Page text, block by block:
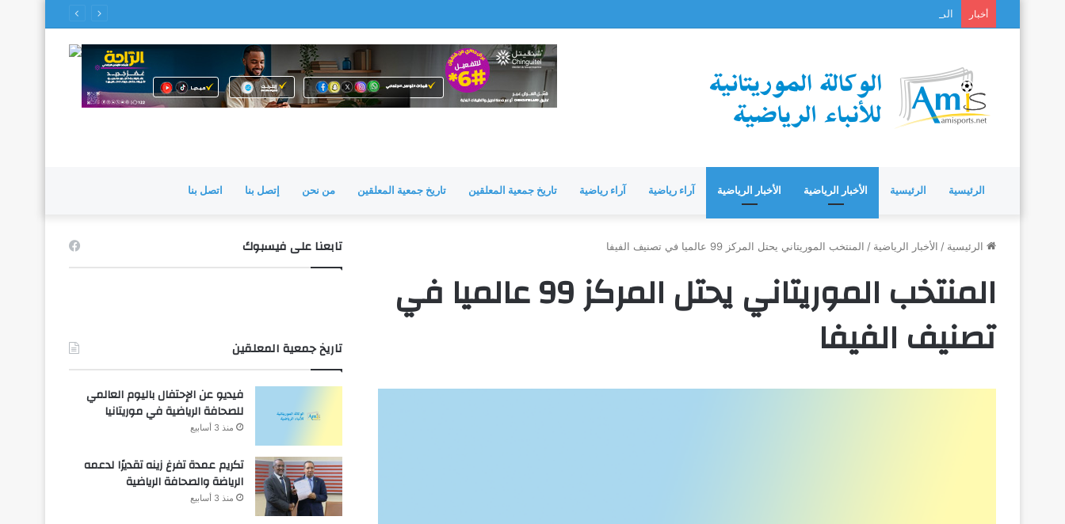
أخبار المرابطون الشباب يخسرون نهائي «كوتيف» بعد مسيرة مشرفة
الرئيسية الرئيسية الأخبار الرياضية الأخبار الرياضية آراء رياضية آراء رياضية تاريخ جمعية المعلقين تاريخ جمعية المعلقين من نحن إتصل بنا اتصل بنا
الرئيسية / الأخبار الرياضية / المنتخب الموريتاني يحتل المركز 99 عالميا في تصنيف الفيفا
المنتخب الموريتاني يحتل المركز 99 عالميا في
تصنيف الفيفا
تابعنا على فيسبوك
تاريخ جمعية المعلقين
فيديو عن الإحتفال باليوم العالمي
للصحافة الرياضية في موريتانيا
منذ 3 أسابيع
تكريم عمدة تفرغ زينه تقديرًا لدعمه
الرياضة والصحافة الرياضية
منذ 3 أسابيع